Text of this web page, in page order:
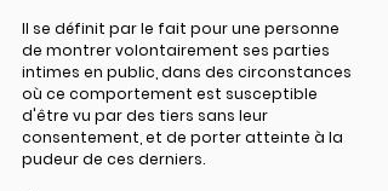
Il se définit par le fait pour une personne
de montrer volontairement ses parties
intimes en public, dans des circonstances
où ce comportement est susceptible
d'être vu par des tiers sans leur
consentement, et de porter atteinte à la
pudeur de ces derniers.